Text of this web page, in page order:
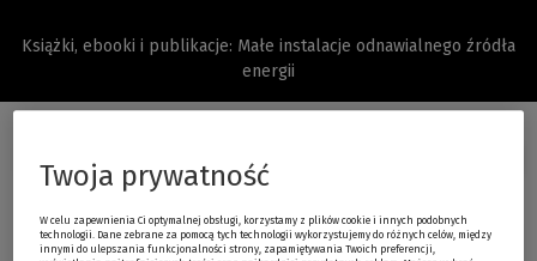
Książki, ebooki i publikacje: Małe instalacje odnawialnego źródła
energii
Promocja!
-16 % Technologie energetyczne
Twoja prywatność
W celu zapewnienia Ci optymalnej obsługi, korzystamy z plików cookie i innych podobnych
technologii. Dane zebrane za pomocą tych technologii wykorzystujemy do różnych celów, między
innymi do ulepszania funkcjonalności strony, zapamiętywania Twoich preferencji,